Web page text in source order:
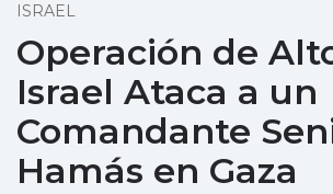
ISRAEL
Operación de
Israel Ataca a un
Comandante
Hamás en Gaza